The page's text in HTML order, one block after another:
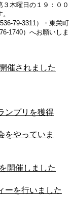
木曜日の１９：００
79-3311）・東栄町
1740）へお願いしま
催されました
ンプリを獲得
をやっていま
開催しました
ーを行いました